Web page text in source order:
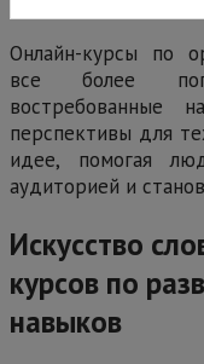
Онлайн-курсы по
все более
востребованные
перспективы для
идее, помогая
аудиторией и
Искусство
курсов по
навыков